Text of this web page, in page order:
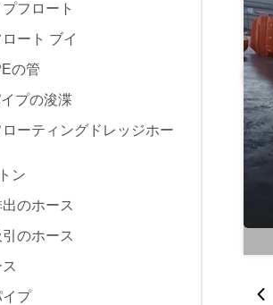
フロート
ート ブイ
の管
プの浚渫
ーティングドレッジホー
ン
のホース
のホース
プ